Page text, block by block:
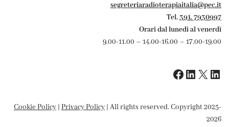
segreteriaradioterapiaitalia@pec.it
Tel.391. 7930997
Orari dal lunedì al venerdì
9.00-11.00 – 14.00-16.00 – 17.00-19.00
Cookie Policy | Privacy Policy | All rights reserved. Copyright 2025-
2026